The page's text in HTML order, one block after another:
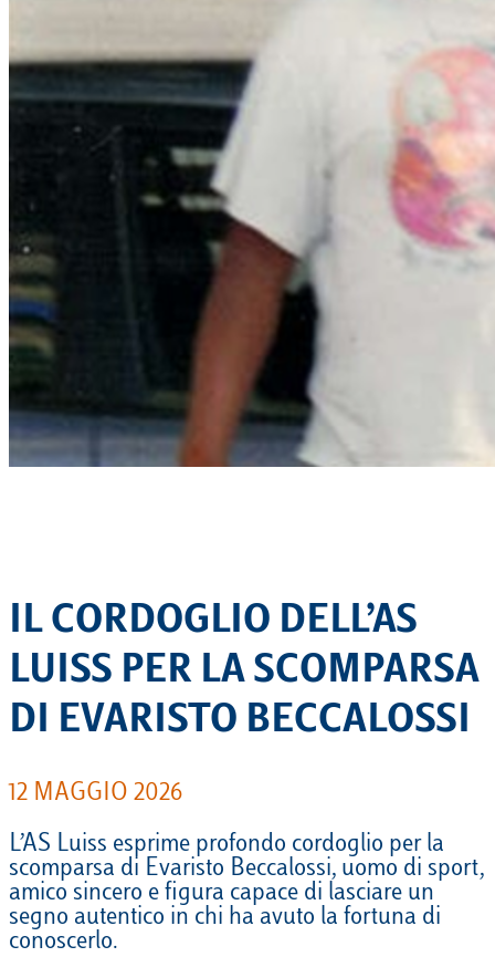
IL CORDOGLIO DELL’AS
LUISS PER LA SCOMPARSA
DI EVARISTO BECCALOSSI
12 MAGGIO 2026
L’AS Luiss esprime profondo cordoglio per la
scomparsa di Evaristo Beccalossi, uomo di sport,
amico sincero e figura capace di lasciare un
segno autentico in chi ha avuto la fortuna di
conoscerlo.